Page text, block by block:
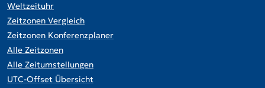
Weltzeituhr
Zeitzonen Vergleich
Zeitzonen Konferenzplaner
Alle Zeitzonen
Alle Zeitumstellungen
UTC-Offset Übersicht